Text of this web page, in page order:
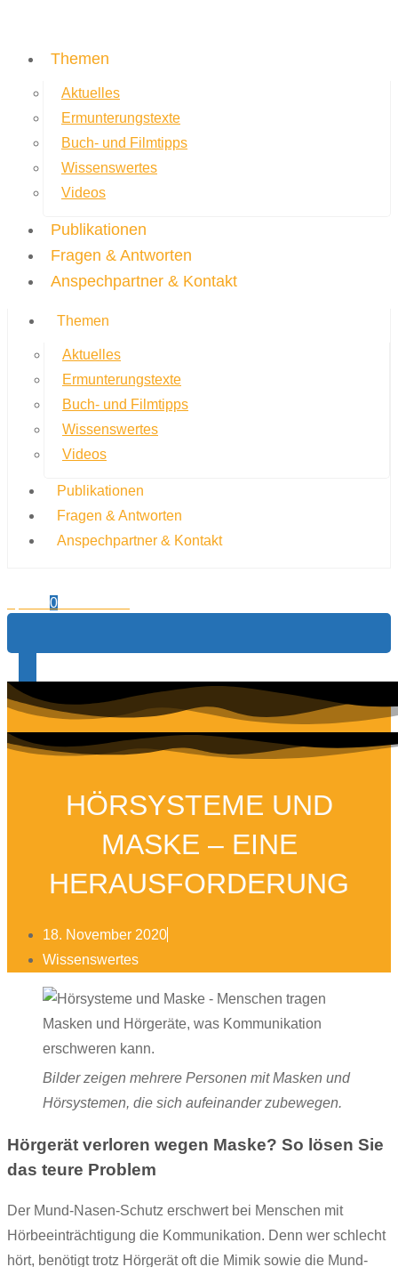
Themen
Aktuelles
Ermunterungstexte
Buch- und Filmtipps
Wissenswertes
Videos
Publikationen
Fragen & Antworten
Anspechpartner & Kontakt
Themen
Aktuelles
Ermunterungstexte
Buch- und Filmtipps
Wissenswertes
Videos
Publikationen
Fragen & Antworten
Anspechpartner & Kontakt
0
HÖRSYSTEME UND
MASKE – EINE
HERAUSFORDERUNG
18. November 2020
Wissenswertes
Bilder zeigen mehrere Personen mit Masken und
Hörsystemen, die sich aufeinander zubewegen.
Hörgerät verloren wegen Maske? So lösen Sie
das teure Problem
Der Mund-Nasen-Schutz erschwert bei Menschen mit
Hörbeeinträchtigung die Kommunikation. Denn wer schlecht
hört, benötigt trotz Hörgerät oft die Mimik sowie die Mund-